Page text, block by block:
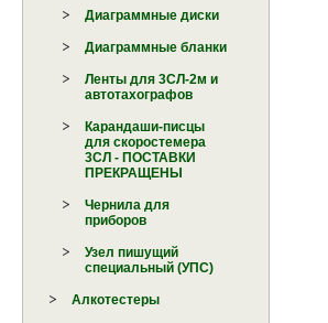
Диаграммные диски
Диаграммные бланки
Ленты для 3СЛ-2м и
автотахографов
Карандаши-писцы
для скоростемера
3СЛ - ПОСТАВКИ
ПРЕКРАЩЕНЫ
Чернила для
приборов
Узел пишущий
специальный (УПС)
Алкотестеры